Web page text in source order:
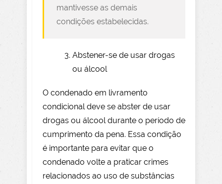
mantivesse as demais
condições estabelecidas.
Abstener-se de usar drogas
ou álcool
O condenado em livramento
condicional deve se abster de usar
drogas ou álcool durante o período de
cumprimento da pena. Essa condição
é importante para evitar que o
condenado volte a praticar crimes
relacionados ao uso de substâncias